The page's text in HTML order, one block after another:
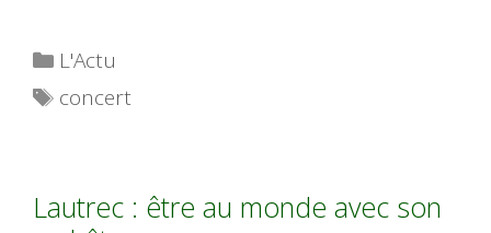
Catégories
L'Actu
Étiquettes
concert
Lautrec : être au monde avec son